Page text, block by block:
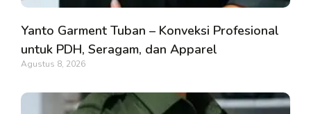
Yanto Garment Tuban – Konveksi Profesional
untuk PDH, Seragam, dan Apparel
Agustus 8, 2026